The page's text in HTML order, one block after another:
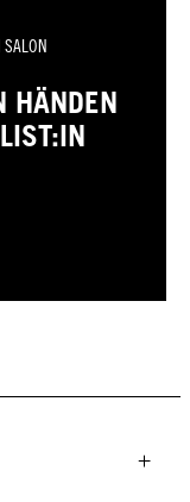
HÄNDEN